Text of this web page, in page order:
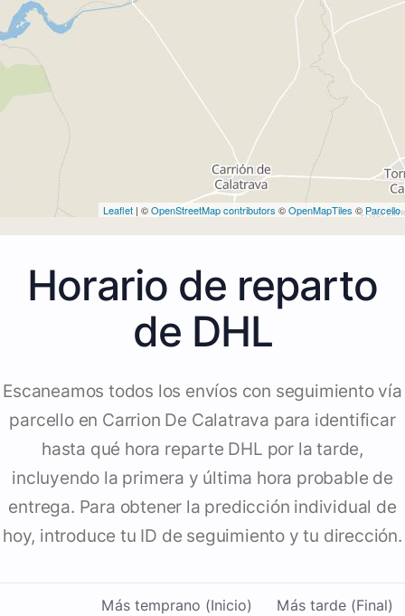
Leaflet | ©OpenStreetMap contributors ©OpenMapTiles © Parcello
Horario de reparto
de DHL
Escaneamos todos los envíos con seguimiento vía
parcello en Carrion De Calatrava para identificar
hasta qué hora reparte DHL por la tarde,
incluyendo la primera y última hora probable de
entrega. Para obtener la predicción individual de
hoy, introduce tu ID de seguimiento y tu dirección.
Más temprano (Inicio) Más tarde (Final)